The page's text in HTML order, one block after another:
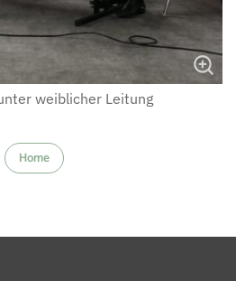
weiblicher Leitung
Home